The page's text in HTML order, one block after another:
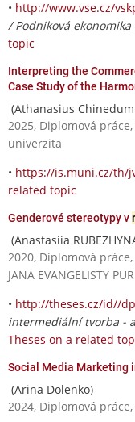
• http://www.vse.cz/
/ Podniková
topic
Interpreting the
Case Study of the
(Athanasius
2025, Diplomová
univerzita
• https://is.muni.cz/th/
related topic
Genderové stereotypy v
(Anastasiia
2020, Diplomová
JANA EVANGELISTY
• http://theses.cz/id//
intermediální tvorba -
Theses on a related
Social Media Marketing
(Arina Dolenko)
2024, Diplomová